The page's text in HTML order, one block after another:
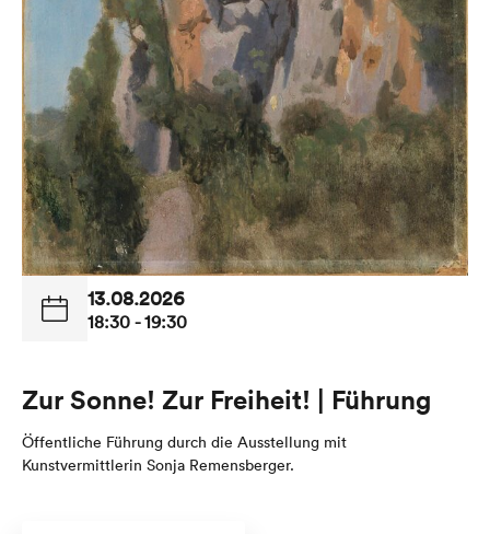
13.08.2026
18:30 - 19:30
Zur Sonne! Zur Freiheit! | Führung
Öffentliche Führung durch die Ausstellung mit
Kunstvermittlerin Sonja Remensberger.